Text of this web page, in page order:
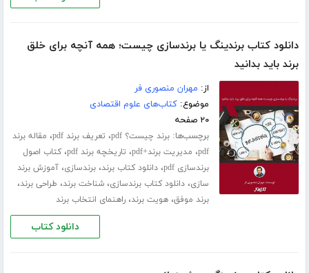
دانلود کتاب برندینگ یا برندسازی چیست؛ همه آنچه برای خلق
برند باید بدانید
از: مهران منصوری فر
موضوع:کتاب‌های علوم اقتصادی
۲۰ صفحه
برچسب‌ها:برند چیست؟ pdf ، تعریف برند pdf ، مقاله برند
pdf، مدیریت برند+pdf ، تاریخچه برند pdf ،کتاب اصول
برندسازی pdf
،دانلود کتاب برند،برندسازی،آموزش برند
سازی،دانلود کتاب برندسازی،شناخت برند، طراحی برند،
برند موفق،هویت برند،راهنمای انتخاب برند
دانلود کتاب